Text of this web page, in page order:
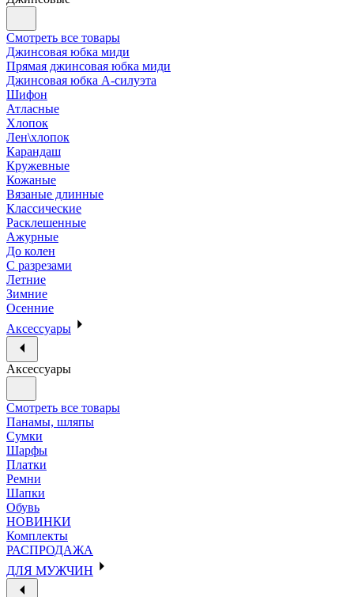
Смотреть все товары
Джинсовая юбка миди
Прямая джинсовая юбка миди
Джинсовая юбка А-силуэта
Шифон
Атласные
Хлопок
Лен\хлопок
Карандаш
Кружевные
Кожаные
Вязаные длинные
Классические
Расклешенные
Ажурные
До колен
С разрезами
Летние
Зимние
Осенние
Аксессуары
Аксессуары
Смотреть все товары
Панамы, шляпы
Сумки
Шарфы
Платки
Ремни
Шапки
Обувь
НОВИНКИ
Комплекты
РАСПРОДАЖА
ДЛЯ МУЖЧИН